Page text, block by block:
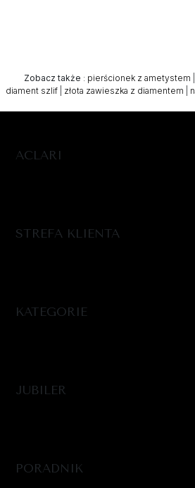
Zobacz także : pierścionek z ametystem
diament szlif
złota zawieszka z diamentem
ACLARI
STREFA KLIENTA
KATEGORIE
JUBILER
PORADNIK